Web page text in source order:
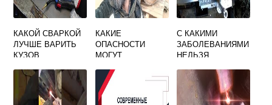
КАКОЙ СВАРКОЙ
ЛУЧШЕ ВАРИТЬ
КУЗОВ
КАКИЕ
ОПАСНОСТИ
МОГУТ
СВАРЩИКА ПРИ
ВЫПОЛНЕНИИ
РАБОТ
С КАКИМИ
ЗАБОЛЕВАНИЯМИ
НЕЛЬЗЯ
СВАРЩИКОМ